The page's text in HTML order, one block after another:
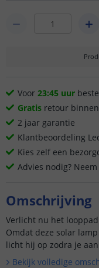
Voor 23:45 uur
Gratis retour
2 jaar garantie
Klantbeoordeling
Kies zelf een
Advies nodig? Neem
Omschrijving
Verlicht nu het
Omdat deze solar
licht hij op zodra je
Bekijk volledige